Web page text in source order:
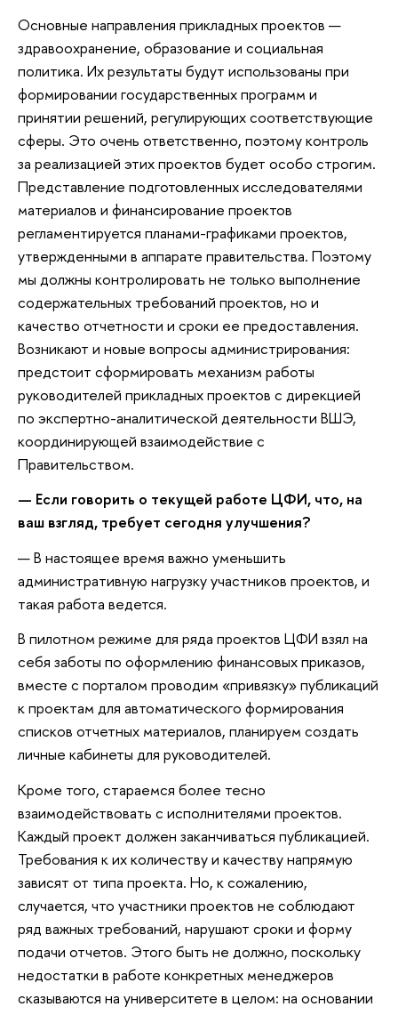
Основные направления прикладных проектов —
здравоохранение, образование и социальная
политика. Их результаты будут использованы при
формировании государственных программ и
принятии решений, регулирующих соответствующие
сферы. Это очень ответственно, поэтому контроль
за реализацией этих проектов будет особо строгим.
Представление подготовленных исследователями
материалов и финансирование проектов
регламентируется планами-графиками проектов,
утвержденными в аппарате правительства. Поэтому
мы должны контролировать не только выполнение
содержательных требований проектов, но и
качество отчетности и сроки ее предоставления.
Возникают и новые вопросы администрирования:
предстоит сформировать механизм работы
руководителей прикладных проектов с дирекцией
по экспертно-аналитической деятельности ВШЭ,
координирующей взаимодействие с
Правительством.
— Если говорить о текущей работе ЦФИ, что, на
ваш взгляд, требует сегодня улучшения?
— В настоящее время важно уменьшить
административную нагрузку участников проектов, и
такая работа ведется.
В пилотном режиме для ряда проектов ЦФИ взял на
себя заботы по оформлению финансовых приказов,
вместе с порталом проводим «привязку» публикаций
к проектам для автоматического формирования
списков отчетных материалов, планируем создать
личные кабинеты для руководителей.
Кроме того, стараемся более тесно
взаимодействовать с исполнителями проектов.
Каждый проект должен заканчиваться публикацией.
Требования к их количеству и качеству напрямую
зависят от типа проекта. Но, к сожалению,
случается, что участники проектов не соблюдают
ряд важных требований, нарушают сроки и форму
подачи отчетов. Этого быть не должно, поскольку
недостатки в работе конкретных менеджеров
сказываются на университете в целом: на основании